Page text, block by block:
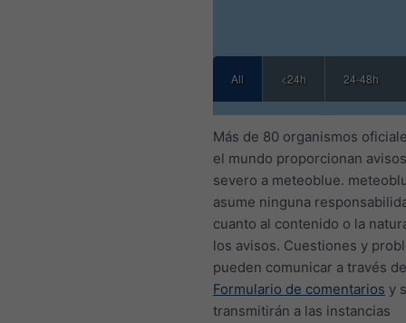
All <24h 24-48h
Más de 80 organismos
el mundo proporcionan
severo a meteoblue.
asume ninguna
cuanto al contenido o la
los avisos. Cuestiones y
pueden comunicar a través
Formulario de comentarios y
transmitirán a las instancias